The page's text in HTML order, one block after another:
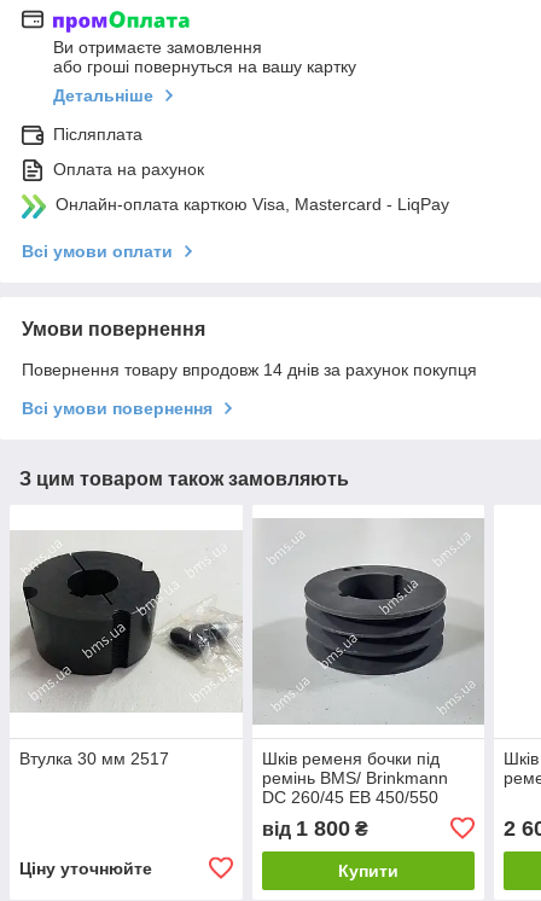
Ви отримаєте замовлення
або гроші повернуться на вашу картку
Детальніше
Післяплата
Оплата на рахунок
Онлайн-оплата карткою Visa, Mastercard - LiqPay
Всі умови оплати
Умови повернення
Повернення товару впродовж 14 днів за рахунок покупця
Всі умови повернення
З цим товаром також замовляють
Втулка 30 мм 2517
Ціну уточнюйте
Шків ременя бочки під
ремінь BMS/ Brinkmann
DC 260/45 EB 450/550
від 1 800₴
Купити
2